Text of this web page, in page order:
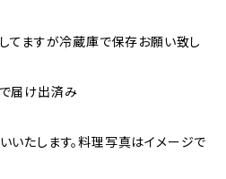
てますが冷蔵庫で保存お願い致し
届け出済み
たします。料理写真はイメージで